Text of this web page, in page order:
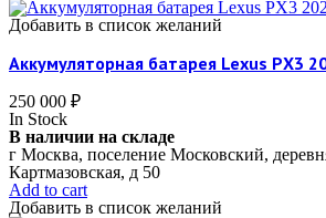
Добавить в список желаний
Аккумуляторная батарея Lexus РX3
250 000 ₽
In Stock
В наличии на складе
г Москва, поселение Московский,
Картмазовская, д 50
Add to cart
Добавить в список желаний